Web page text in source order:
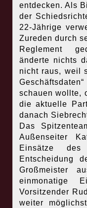
entdecken. Als
der
22-Jährige
Zureden durch
Reglement
änderte nichts
nicht raus, weil
schauen wollte,
die aktuelle
danach
Das
Außenseiter
Einsätze
Entscheidung
Großmeister
einmonatige
Vorsitzender
weiter